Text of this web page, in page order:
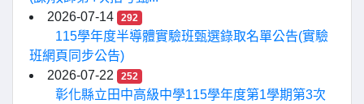
2026-07-14
292
115學年度半導體實驗班甄選錄取名單公告(實驗
班網頁同步公告)
2026-07-22
252
彰化縣立田中高級中學115學年度第1學期第3次